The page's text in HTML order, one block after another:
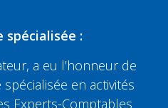
spécialisée :
a eu l’honneur de
en activités
Experts-Comptables